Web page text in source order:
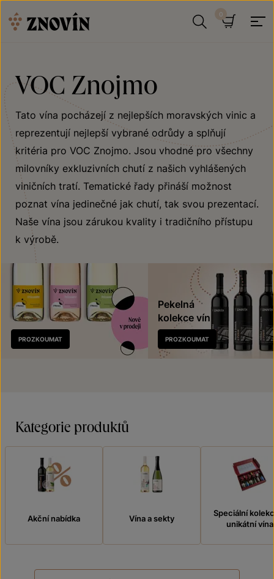
VOC Znojmo
Tato vína pocházejí z nejlepších moravských vinic a
reprezentují nejlepší vybrané odrůdy a splňují
kritéria pro VOC Znojmo. Jsou vhodné pro všechny
milovníky exkluzivních chutí z našich vyhlášených
viničních tratí. Tematické řady přináší možnost
poznat vína jedinečné jak chutí, tak svou prezentací.
Naše vína jsou zárukou kvality i tradičního přístupu
k výrobě.
Nově
v prodeji
PROZKOUMAT
Pekelná
kolekce vín
PROZKOUMAT
Kategorie produktů
Akční nabídka Vína a sekty
Speciální
unikátní vína